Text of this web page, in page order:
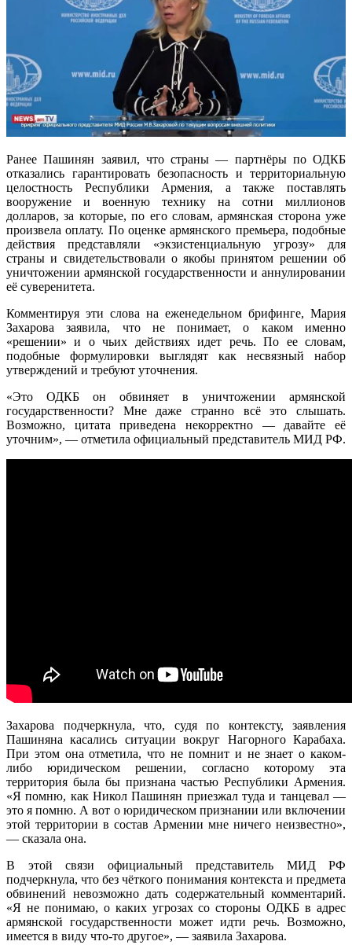
Ранее Пашинян заявил, что страны — партнёры по ОДКБ
отказались гарантировать безопасность и территориальную
целостность Республики Армения, а также поставлять
вооружение и военную технику на сотни миллионов
долларов, за которые, по его словам, армянская сторона уже
произвела оплату. По оценке армянского премьера, подобные
действия представляли «экзистенциальную угрозу» для
страны и свидетельствовали о якобы принятом решении об
уничтожении армянской государственности и аннулировании
её суверенитета.
Комментируя эти слова на еженедельном брифинге, Мария
Захарова заявила, что не понимает, о каком именно
«решении» и о чьих действиях идет речь. По ее словам,
подобные формулировки выглядят как несвязный набор
утверждений и требуют уточнения.
«Это ОДКБ он обвиняет в уничтожении армянской
государственности? Мне даже странно всё это слышать.
Возможно, цитата приведена некорректно — давайте её
уточним», — отметила официальный представитель МИД РФ.
Захарова подчеркнула, что, судя по контексту, заявления
Пашиняна касались ситуации вокруг Нагорного Карабаха.
При этом она отметила, что не помнит и не знает о каком-
либо юридическом решении, согласно которому эта
территория была бы признана частью Республики Армения.
«Я помню, как Никол Пашинян приезжал туда и танцевал —
это я помню. А вот о юридическом признании или включении
этой территории в состав Армении мне ничего неизвестно»,
— сказала она.
В этой связи официальный представитель МИД РФ
подчеркнула, что без чёткого понимания контекста и предмета
обвинений невозможно дать содержательный комментарий.
«Я не понимаю, о каких угрозах со стороны ОДКБ в адрес
армянской государственности может идти речь. Возможно,
имеется в виду что-то другое», — заявила Захарова.